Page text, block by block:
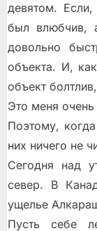
девятом.
был влюбчив,
довольно
объекта. И,
объект
Это меня
Поэтому,
них ничего не
Сегодня над
север. В
ущелье
Пусть себе